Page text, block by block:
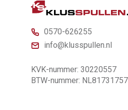
0570-626255
info@klusspullen.nl
KVK-nummer: 30220557
BTW-nummer: